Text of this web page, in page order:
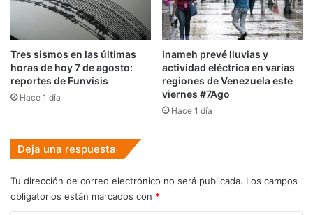
Tres sismos en las últimas
horas de hoy 7 de agosto:
reportes de Funvisis
Hace 1 día
Inameh prevé lluvias y
actividad eléctrica en varias
regiones de Venezuela este
viernes #7Ago
Hace 1 día
Deja una respuesta
Tu dirección de correo electrónico no será publicada. Los campos
obligatorios están marcados con *